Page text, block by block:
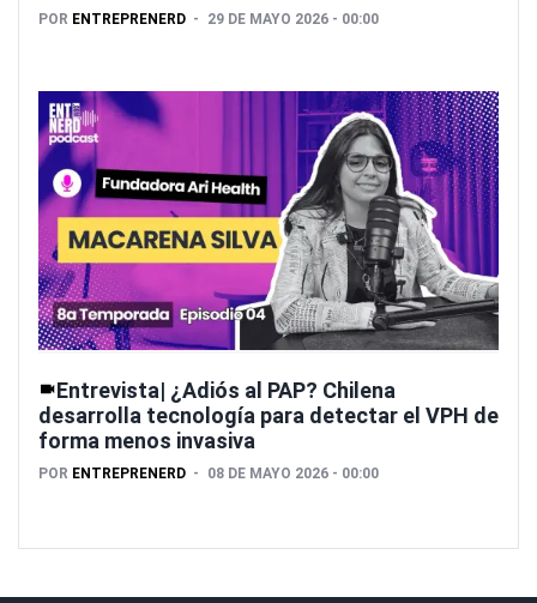
POR ENTREPRENERD 29 DE MAYO 2026 - 00:00
Entrevista| ¿Adiós al PAP? Chilena
desarrolla tecnología para detectar el VPH de
forma menos invasiva
POR ENTREPRENERD 08 DE MAYO 2026 - 00:00